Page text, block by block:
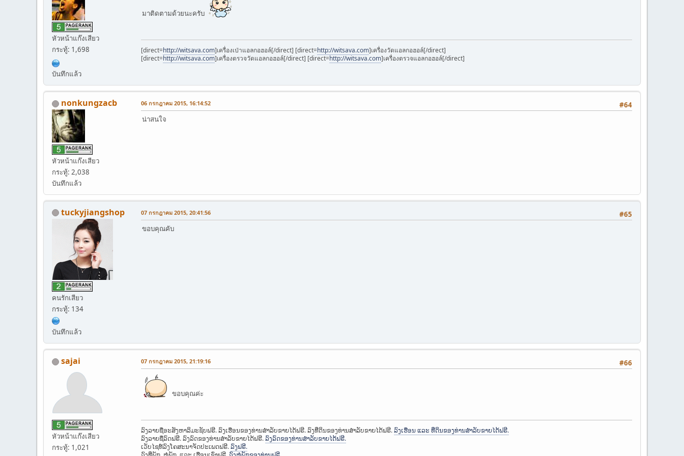
หัวหน้าแก๊งเสียว
กระทู้: 1,698
บันทึกแล้ว
มาติดตามด้วยนะครับ
[direct=http://witsava.com]เครื่องเป่าแอลกอฮอล์[/direct] [direct=http://witsava.com]เครื่องวัดแอลกอฮอล์[/direct]
[direct=http://witsava.com]เครื่องตรวจวัดแอลกอฮอล์[/direct] [direct=http://witsava.com]เครื่องตรวจแอลกอฮอล์[/direct]
nonkungzacb
หัวหน้าแก๊งเสียว
กระทู้: 2,038
บันทึกแล้ว
#64
06 กรกฎาคม 2015, 16:14:52
น่าสนใจ
tuckyjiangshop
คนรักเสียว
กระทู้: 134
บันทึกแล้ว
#65
07 กรกฎาคม 2015, 20:41:56
ขอบคุณคับ
sajai
หัวหน้าแก๊งเสียว
กระทู้: 1,021
#66
07 กรกฎาคม 2015, 21:19:16
ขอบคุณค่ะ
ລົງລາຍຊື່ອະສັງຫາລິມະຊັບຟຣີ. ລົງເຮືອນຂອງທ່ານສຳລັບຂາຍໄດ້ຟຣີ. ລົງທີ່ດິນຂອງທ່ານສຳລັບຂາຍໄດ້ຟຣີ.ລົງເຮືອນ ແລະ ທີ່ດິນຂອງທ່ານສຳລັບຂາຍໄດ້ຟຣີ.
ລົງລາຍຊື່ລົດຟຣີ. ລົງລົດຂອງທ່ານສຳລັບຂາຍໄດ້ຟຣີ.ລົງລົດຂອງທ່ານສຳລັບຂາຍໄດ້ຟຣີ.
ເວັບໄຊທ໌ລົງໂຄສະນາຈັດປະເພດຟຣີ.ລົງຟຣີ.